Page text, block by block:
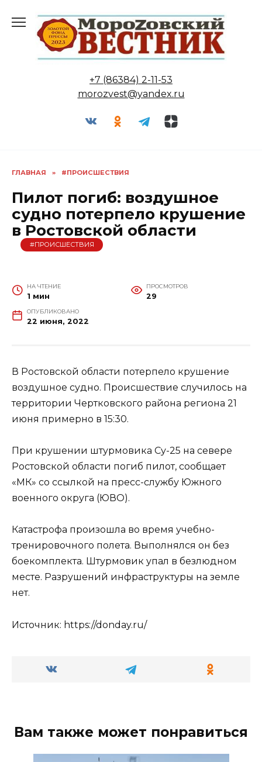
содержанию
+7 (86384) 2-11-53
morozvest@yandex.ru
ГЛАВНАЯ » #ПРОИСШЕСТВИЯ
Пилот погиб: воздушное
судно потерпело крушение
в Ростовской области
#ПРОИСШЕСТВИЯ
НА ЧТЕНИЕ
1 мин
ПРОСМОТРОВ
29
ОПУБЛИКОВАНО
22 июня, 2022
В Ростовской области потерпело крушение
воздушное судно. Происшествие случилось на
территории Чертковского района региона 21
июня примерно в 15:30.
При крушении штурмовика Су-25 на севере
Ростовской области погиб пилот, сообщает
«МК» со ссылкой на пресс-службу Южного
военного округа (ЮВО).
Катастрофа произошла во время учебно-
тренировочного полета. Выполнялся он без
боекомплекта. Штурмовик упал в безлюдном
месте. Разрушений инфраструктуры на земле
нет.
Источник: https://donday.ru/
Вам также может понравиться